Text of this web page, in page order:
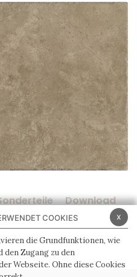
Download
x
COOKIES
die Grundfunktionen, wie
den Zugang zu den
Webseite. Ohne diese Cookies